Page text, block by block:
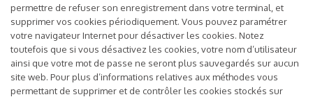
permettre de refuser son enregistrement dans votre terminal, et
supprimer vos cookies périodiquement. Vous pouvez paramétrer
votre navigateur Internet pour désactiver les cookies. Notez
toutefois que si vous désactivez les cookies, votre nom d’utilisateur
ainsi que votre mot de passe ne seront plus sauvegardés sur aucun
site web. Pour plus d’informations relatives aux méthodes vous
permettant de supprimer et de contrôler les cookies stockés sur